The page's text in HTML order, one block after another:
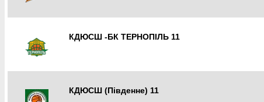
КДЮСШ -БК ТЕРНОПІЛЬ 11
КДЮСШ (Південне) 11